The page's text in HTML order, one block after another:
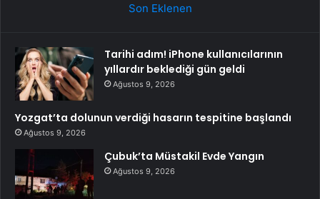
Son Eklenen
Tarihi adım! iPhone kullanıcılarının
yıllardır beklediği gün geldi
Ağustos 9, 2026
Yozgat’ta dolunun verdiği hasarın tespitine başlandı
Ağustos 9, 2026
Çubuk’ta Müstakil Evde Yangın
Ağustos 9, 2026